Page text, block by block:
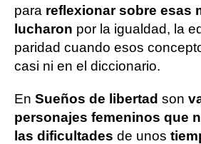
para reflexionar sobre esas
lucharon por la igualdad, la
paridad cuando esos
casi ni en el diccionario.
En Sueños de libertad son
personajes femeninos que
las dificultades de unos